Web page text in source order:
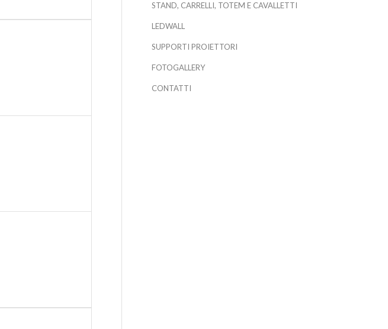
STAND, CARRELLI, TOTEM E CAVALLETTI
LEDWALL
SUPPORTI PROIETTORI
FOTOGALLERY
CONTATTI